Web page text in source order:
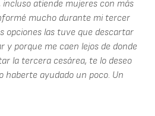
incluso atiende mujeres con más
mucho durante mi tercer
opciones las tuve que descartar
y porque me caen lejos de donde
la tercera cesárea, te lo deseo
haberte ayudado un poco. Un